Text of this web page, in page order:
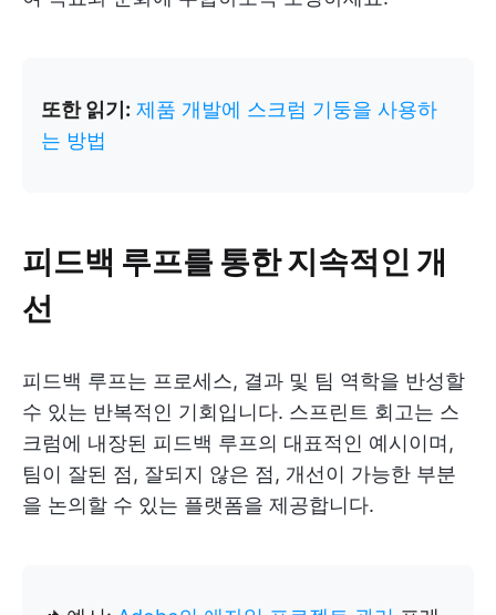
또한 읽기: 제품 개발에 스크럼 기둥을 사용하
는 방법
피드백 루프를 통한 지속적인 개
선
피드백 루프는 프로세스, 결과 및 팀 역학을 반성할
수 있는 반복적인 기회입니다. 스프린트 회고는 스
크럼에 내장된 피드백 루프의 대표적인 예시이며,
팀이 잘된 점, 잘되지 않은 점, 개선이 가능한 부분
을 논의할 수 있는 플랫폼을 제공합니다.